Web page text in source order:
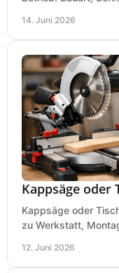
14. Juni 2026
Kappsäge oder
Kappsäge oder
zu Werkstatt,
12. Juni 2026